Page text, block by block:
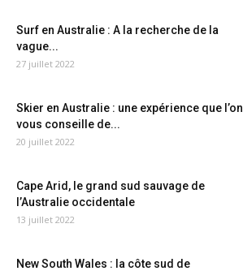
Surf en Australie : A la recherche de la
vague...
27 juillet 2022
Skier en Australie : une expérience que l’on
vous conseille de...
20 juillet 2022
Cape Arid, le grand sud sauvage de
l’Australie occidentale
13 juillet 2022
New South Wales : la côte sud de